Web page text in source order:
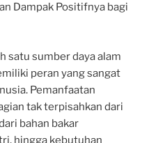
Dampak Positifnya bagi
satu sumber daya alam
peran yang sangat
Pemanfaatan
tak terpisahkan dari
bahan bakar
hingga kebutuhan